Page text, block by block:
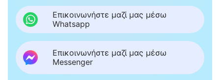
παυσίπονα για να βγάζω τη μέρα. Δεν μου
έφτανε ο πόνος, με κατσάδιαζε και το αφεντικό
και οι συνάδελφοι με κακομεταχειρίζονταν.
Μια φορά έκανα ένα λαθάκι, όταν ήμουν νέα
στη δουλειά ακόμα. Το αφεντικό μου τα έψαλε
Επικοινωνήστε μαζί μας μέσω
Whatsapp
Επικοινωνήστε μαζί μας μέσω
Messenger